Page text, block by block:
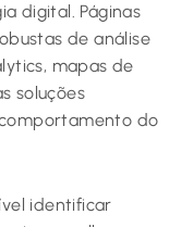
digital. Páginas
de análise
mapas de
soluções
do
identificar